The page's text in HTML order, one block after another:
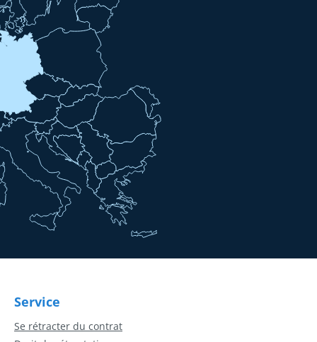
Service
Se rétracter du contrat